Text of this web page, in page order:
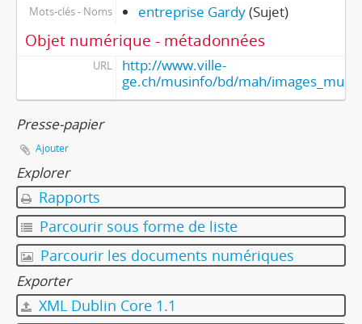
Mots-clés - Noms entreprise Gardy(Sujet)
Objet numérique - métadonnées
URL
http://www.ville-
ge.ch/musinfo/bd/mah/
Presse-papier
Ajouter
Explorer
Rapports
Parcourir sous forme de liste
Parcourir les documents numériques
Exporter
XML Dublin Core 1.1